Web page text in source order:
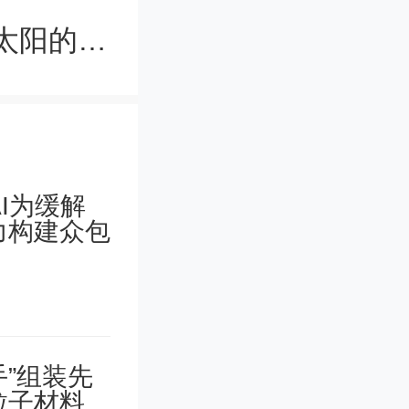
天文学家计算出仙女星系质量，约为太阳的1.14万亿倍